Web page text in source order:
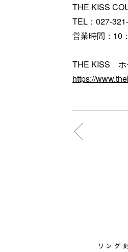
THE KISS
TEL：027-
営業時間：10
THE KISS ホ
https://